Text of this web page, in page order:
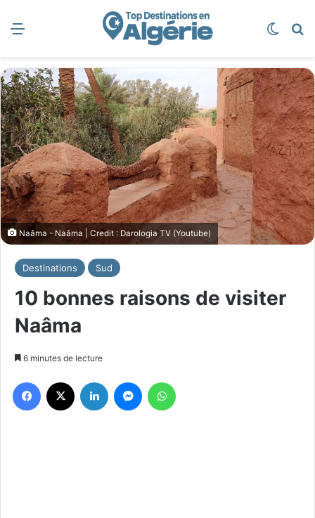
Naâma - Naâma | Credit : Darologia TV (Youtube)
Destinations Sud
10 bonnes raisons de visiter
Naâma
6 minutes de lecture